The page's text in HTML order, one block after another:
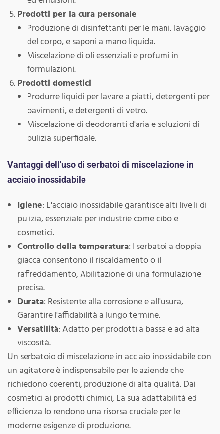
Prodotti per la cura personale
Produzione di disinfettanti per le mani, lavaggio
del corpo, e saponi a mano liquida.
Miscelazione di oli essenziali e profumi in
formulazioni.
Prodotti domestici
Produrre liquidi per lavare a piatti, detergenti per
pavimenti, e detergenti di vetro.
Miscelazione di deodoranti d'aria e soluzioni di
pulizia superficiale.
Vantaggi dell'uso di serbatoi di miscelazione in
acciaio inossidabile
Igiene: L'acciaio inossidabile garantisce alti livelli di
pulizia, essenziale per industrie come cibo e
cosmetici.
Controllo della temperatura: I serbatoi a doppia
giacca consentono il riscaldamento o il
raffreddamento, Abilitazione di una formulazione
precisa.
Durata: Resistente alla corrosione e all'usura,
Garantire l'affidabilità a lungo termine.
Versatilità: Adatto per prodotti a bassa e ad alta
viscosità.
Un serbatoio di miscelazione in acciaio inossidabile con
un agitatore è indispensabile per le aziende che
richiedono coerenti, produzione di alta qualità. Dai
cosmetici ai prodotti chimici, La sua adattabilità ed
efficienza lo rendono una risorsa cruciale per le
moderne esigenze di produzione.